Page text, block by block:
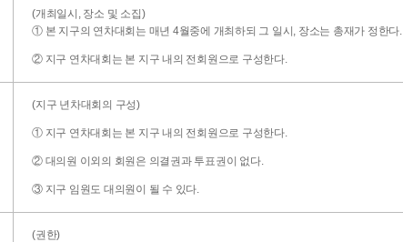
(개최일시, 장소 및 소집)
① 본 지구의 연차대회는 매년 4월중에 개최하되 그 일시, 장소는 총재가 정한다.
② 지구 연차대회는 본 지구 내의 전회원으로 구성한다.
(지구 년차대회의 구성)
① 지구 연차대회는 본 지구 내의 전회원으로 구성한다.
② 대의원 이외의 회원은 의결권과 투표권이 없다.
③ 지구 임원도 대의원이 될 수 있다.
(권한)